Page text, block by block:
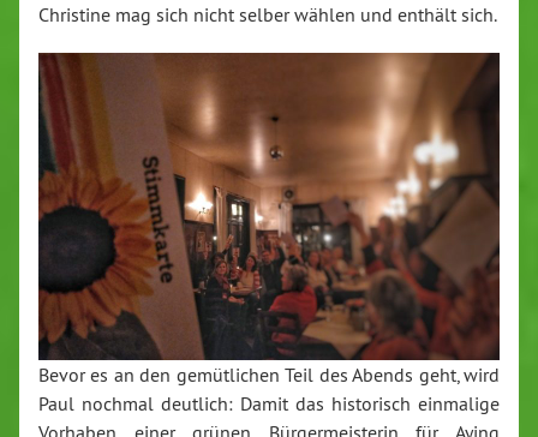
Christine mag sich nicht selber wählen und enthält sich.
Bevor es an den gemütlichen Teil des Abends geht, wird
Paul nochmal deutlich: Damit das historisch einmalige
Vorhaben einer grünen Bürgermeisterin für Aying